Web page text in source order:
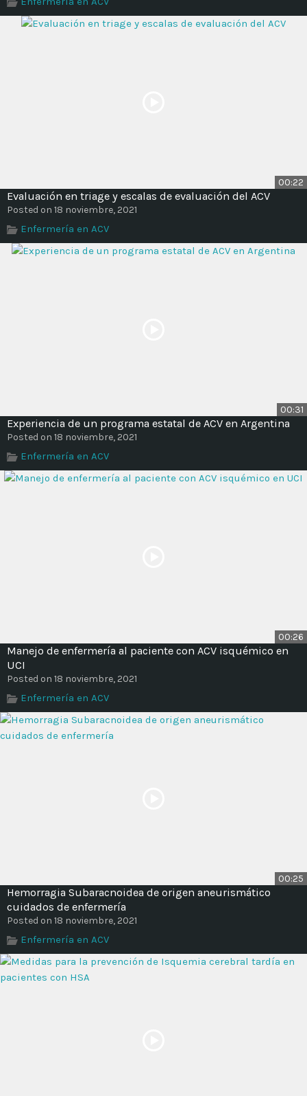
Time
00:22
Evaluación en triage y escalas de evaluación del ACV
Posted on 18 noviembre, 2021
Enfermería en ACV
00:31
Experiencia de un programa estatal de ACV en Argentina
Posted on 18 noviembre, 2021
Enfermería en ACV
00:26
Manejo de enfermería al paciente con ACV isquémico en
UCI
Posted on 18 noviembre, 2021
Enfermería en ACV
00:25
Hemorragia Subaracnoidea de origen aneurismático
cuidados de enfermería
Posted on 18 noviembre, 2021
Enfermería en ACV